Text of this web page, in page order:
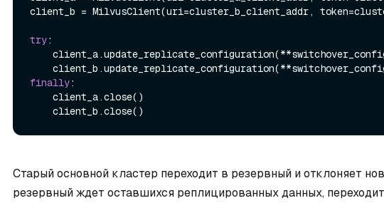
client_b = MilvusClient(uri=cluster_b_client_addr,
try:
finally:
Старый основной кластер переходит в резервный и отклоняет
резервный ждет оставшихся реплицированных данных,